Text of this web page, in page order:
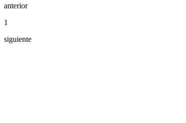
anterior
1
siguiente